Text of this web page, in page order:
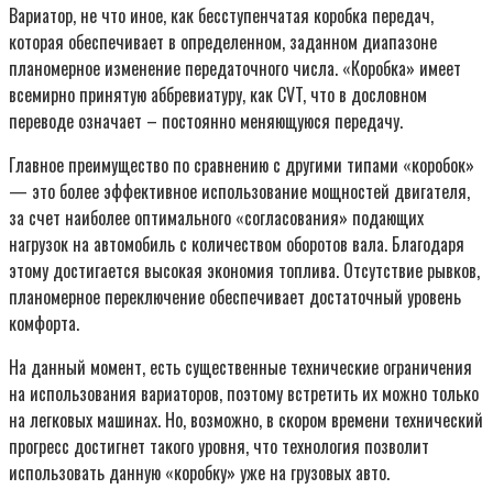
Вариатор, не что иное, как бесступенчатая коробка передач,
которая обеспечивает в определенном, заданном диапазоне
планомерное изменение передаточного числа. «Коробка» имеет
всемирно принятую аббревиатуру, как CVT, что в дословном
переводе означает – постоянно меняющуюся передачу.
Главное преимущество по сравнению с другими типами «коробок»
— это более эффективное использование мощностей двигателя,
за счет наиболее оптимального «согласования» подающих
нагрузок на автомобиль с количеством оборотов вала. Благодаря
этому достигается высокая экономия топлива. Отсутствие рывков,
планомерное переключение обеспечивает достаточный уровень
комфорта.
На данный момент, есть существенные технические ограничения
на использования вариаторов, поэтому встретить их можно только
на легковых машинах. Но, возможно, в скором времени технический
прогресс достигнет такого уровня, что технология позволит
использовать данную «коробку» уже на грузовых авто.